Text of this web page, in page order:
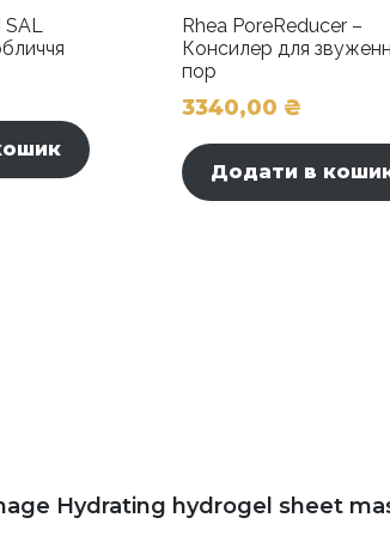
SAL
Rhea PoreReducer –
Консилер для
пор
3340,00 ₴
Додати в
Hydrating hydrogel sheet